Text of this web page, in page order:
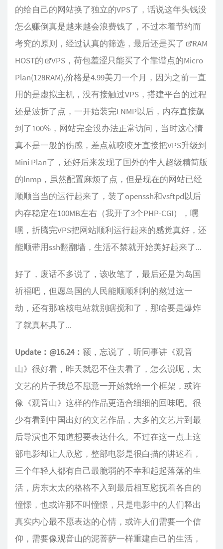
的给自己的网站换了独立的VPS了，话说这年头钱没
怎么赚倒真是越来越会浪费钱了，不过本着节约而
考究的原则，经过认真的筛选，最后还是买了
RAM
HOST的 VPS ，荷包羞涩只能买了个靠谱点的Micro
Plan(128RAM),价格是4.99美刀一个月，因为之前一直
用的是虚拟主机，没有接触过VPS，搭建平台的过程
还是波折了点，一开始装完LNMP以后，内存直接飙
到了100%，网站完全没办法正常访问，当时这心情
真不是一般的伤感，差点就咬咬牙直接把VPS升级到
Mini Plan了，还好后来发现了国外的牛人超级精简版
的lnmp，虽然配置麻烦了点，但是现在的网站已经
顺顺当当的运行起来了，装了openssh和vsftpd以后
内存稳定在100MB左右（我开了3个PHP-CGI），嘿
嘿，折腾完VPS把网站顺利运行起来的感觉真好，还
能顺带用ssh翻翻墙，生活不禁就开始美好起来了...
好了，废话不多说了，该收笔了，最后还是为岛国
祈福吧，但愿岛国的人民能顺顺利利的熬过这一
劫，还有那啥核电站就别瞎搅和了，那啥要是爆炸
了就真杯具了...
Update：@16.24： 额，忘说了，听同事讲《观音
山》很好看，昨天就忍不住去看了，怎么说呢，太
文艺的片子我总不愿意一开始就给一个框架，或许
像《观音山》这样的作品更适合细细的回味吧。很
少有看到中国出好的文艺作品，大多的文艺片到最
后导演也不知道想要表达什么。不过在这一点上这
部电影却让人欣慰，整部电影是很白描的讲述着，
三个年轻人都有自己最脆弱的不幸和起起落落的生
活，房东太太的格格不入到最后相互慰抚着各自的
憧憬，也或许那不叫憧憬，只是电影中的人们释出
真实内心最不愿表达的心情，或许人们需要一个信
仰，需要像观音山的泥菩萨一样重建自己的生活，